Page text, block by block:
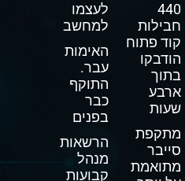
440
חבילות
קוד פתוח
הודבקו
בתוך
ארבע
שעות
מתקפת
סייבר
מתואמת
לעצמו
למחשב
האימות
עבר.
התוקף
כבר
בפנים
הרשאות
מנהל
קבועות